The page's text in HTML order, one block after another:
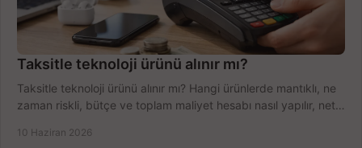
Taksitle teknoloji ürünü alınır mı?
Taksitle teknoloji ürünü alınır mı? Hangi ürünlerde mantıklı, ne
zaman riskli, bütçe ve toplam maliyet hesabı nasıl yapılır, net
10 Haziran 2026